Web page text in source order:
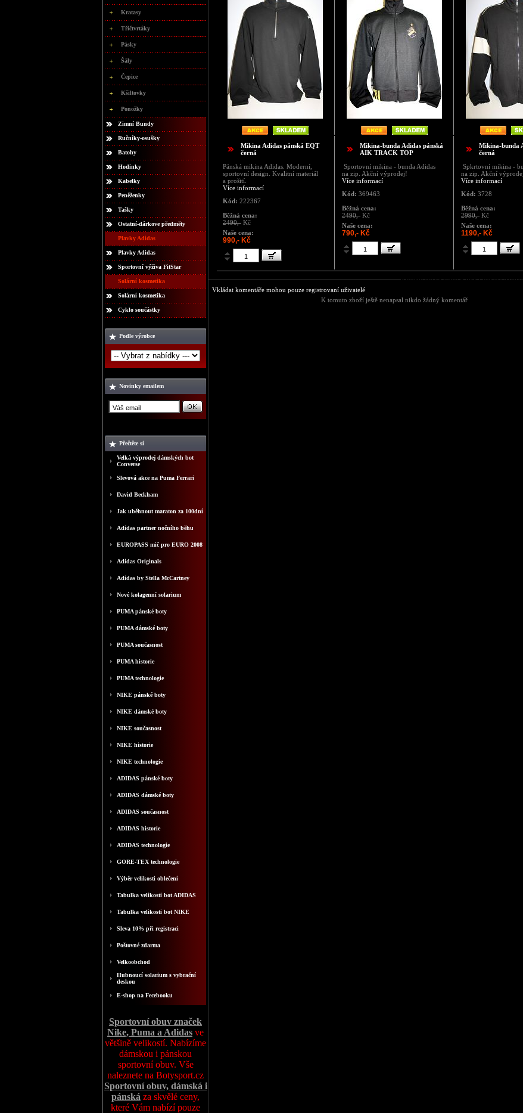
Kratasy
Třičtvrtáky
Pásky
Šály
Čepice
Kšiltovky
Ponožky
Zimní Bundy
Ručníky-osušky
Batohy
Hodinky
Kabelky
Peněženky
Tašky
Ostatní-dárkove předměty
Plavky Adidas
Plavky Adidas
Sportovní výživa FitStar
Solární kosmetika
Solární kosmetika
Cyklo součástky
Podle výrobce
Novinky emailem
Přečtěte si
Velká výprodej dámských bot
Converse
Slevová akce na Puma Ferrari
David Beckham
Jak uběhnout maraton za 100dní
Adidas partner nočního běhu
EUROPASS mič pro EURO 2008
Adidas Originals
Adidas by Stella McCartney
Nové kolagenní solarium
PUMA pánské boty
PUMA dámské boty
PUMA současnost
PUMA historie
PUMA technologie
NIKE pánské boty
NIKE dámské boty
NIKE současnost
NIKE historie
NIKE technologie
ADIDAS pánské boty
ADIDAS dámské boty
ADIDAS současnost
ADIDAS historie
ADIDAS technologie
GORE-TEX technologie
Výběr velikosti oblečení
Tabulka velikosti bot ADIDAS
Tabulka velikosti bot NIKE
Sleva 10% při registraci
Poštovné zdarma
Velkoobchod
Hubnoucí solarium s vybrační
deskou
E-shop na Fecebooku
Sportovní obuv značek
Nike, Puma a Adidas ve
většině velikostí. Nabízíme
dámskou i pánskou
sportovní obuv. Vše
naleznete na Botysport.cz
Sportovní obuv, dámská i
pánská za skvělé ceny,
které Vám nabízí pouze
Mikina Adidas pánská EQT
černá
Pánská mikina Adidas. Moderní,
sportovní design. Kvalitní materiál
a prošití.
Více informací
Kód: 222367
Běžná cena:
2490,- Kč
Naše cena:
990,- Kč
Mikina-bunda Adidas pánská
AIK TRACK TOP
Sportovní mikina - bunda Adidas
na zip. Akční výprodej!
Více informací
Kód: 369463
Běžná cena:
2490,- Kč
Naše cena:
790,- Kč
Mikina-bunda
černá
Spkrtovní mikina -
na zip. Akční
Více informací
Kód: 3728
Běžná cena:
2990,- Kč
Naše cena:
1190,- Kč
Komentáře ke zboží Pánská mikina
Vkládat komentáře mohou pouze registrovaní uživatelé
K tomuto zboží ještě nenapsal nikdo žádný komentář